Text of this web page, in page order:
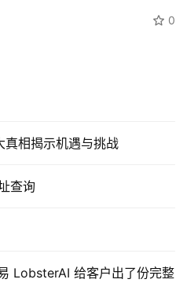
0
真相揭示机遇与挑战
查询
LobsterAI 给客户出了份完整